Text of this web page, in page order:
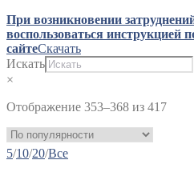
При возникновении
воспользоваться инструкцией
сайтеСкачать
Искать
×
Отображение 353–368 из 417
5/10/20/Все